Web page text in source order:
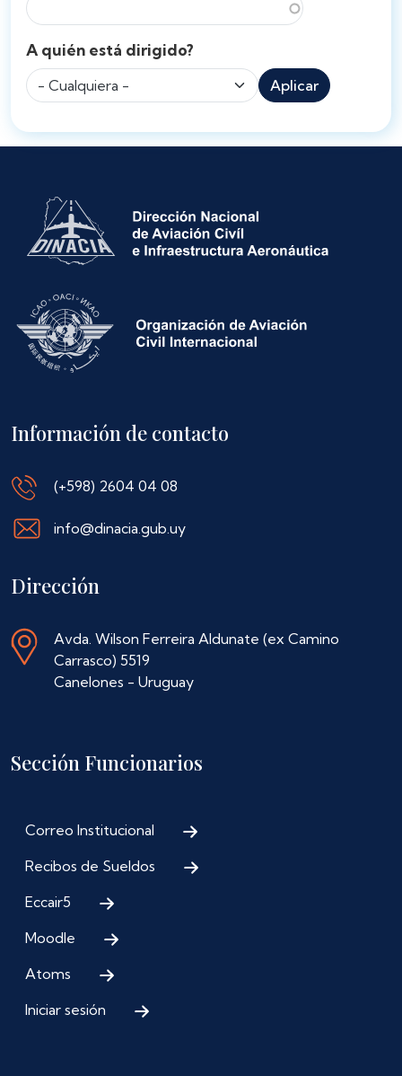
A quién está dirigido?
Aplicar
Información de contacto
(+598) 2604 04 08
info@dinacia.gub.uy
Dirección
Avda. Wilson Ferreira Aldunate (ex Camino
Carrasco) 5519
Canelones - Uruguay
Sección Funcionarios
Correo Institucional
Recibos de Sueldos
Eccair5
Moodle
Atoms
Iniciar sesión